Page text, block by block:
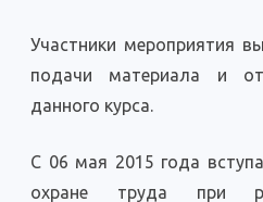
Участники мероприятия
подачи материала и
данного курса.
С 06 мая 2015 года
охране труда при